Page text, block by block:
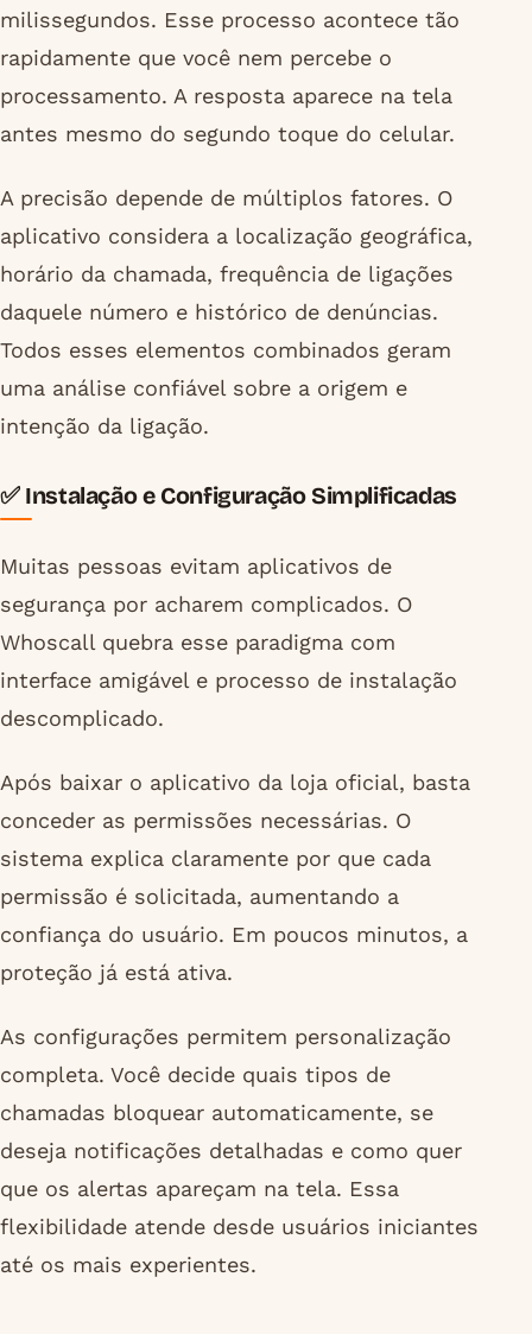
milissegundos. Esse processo acontece tão
rapidamente que você nem percebe o
processamento. A resposta aparece na tela
antes mesmo do segundo toque do celular.
A precisão depende de múltiplos fatores. O
aplicativo considera a localização geográfica,
horário da chamada, frequência de ligações
daquele número e histórico de denúncias.
Todos esses elementos combinados geram
uma análise confiável sobre a origem e
intenção da ligação.
✅ Instalação e Configuração Simplificadas
Muitas pessoas evitam aplicativos de
segurança por acharem complicados. O
Whoscall quebra esse paradigma com
interface amigável e processo de instalação
descomplicado.
Após baixar o aplicativo da loja oficial, basta
conceder as permissões necessárias. O
sistema explica claramente por que cada
permissão é solicitada, aumentando a
confiança do usuário. Em poucos minutos, a
proteção já está ativa.
As configurações permitem personalização
completa. Você decide quais tipos de
chamadas bloquear automaticamente, se
deseja notificações detalhadas e como quer
que os alertas apareçam na tela. Essa
flexibilidade atende desde usuários iniciantes
até os mais experientes.